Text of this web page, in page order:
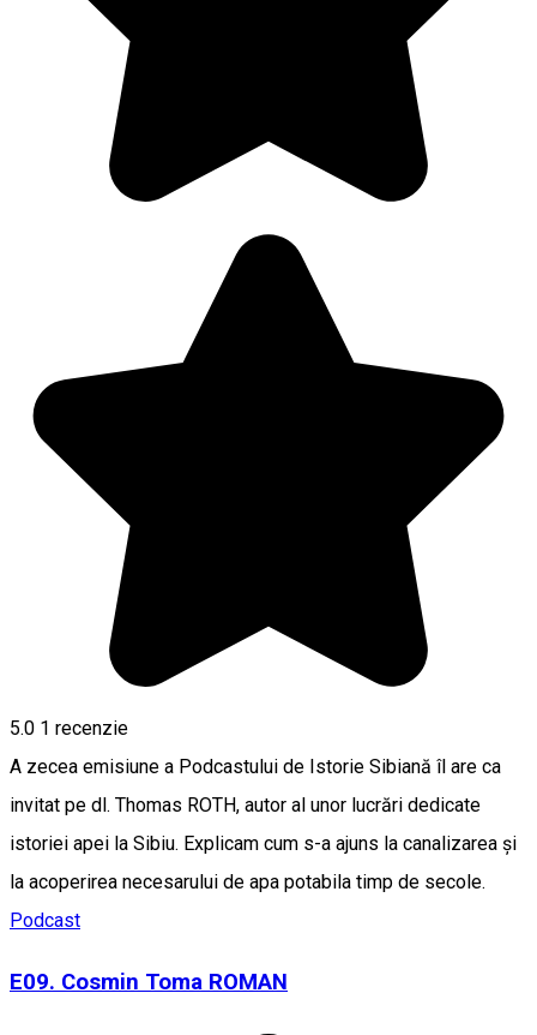
5.0 1 recenzie
A zecea emisiune a Podcastului de Istorie Sibiană îl are ca
invitat pe dl. Thomas ROTH, autor al unor lucrări dedicate
istoriei apei la Sibiu. Explicam cum s-a ajuns la canalizarea și
la acoperirea necesarului de apa potabila timp de secole.
Podcast
E09. Cosmin Toma ROMAN